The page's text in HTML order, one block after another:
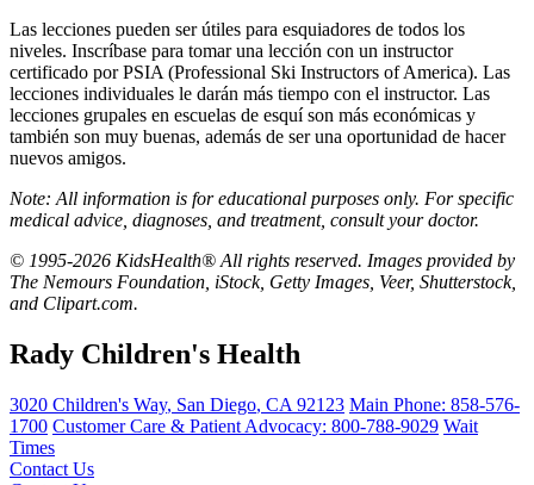
Las lecciones pueden ser útiles para esquiadores de todos los
niveles. Inscríbase para tomar una lección con un instructor
certificado por PSIA (Professional Ski Instructors of America). Las
lecciones individuales le darán más tiempo con el instructor. Las
lecciones grupales en escuelas de esquí son más económicas y
también son muy buenas, además de ser una oportunidad de hacer
nuevos amigos.
Note: All information is for educational purposes only. For specific
medical advice, diagnoses, and treatment, consult your doctor.
© 1995-2026 KidsHealth® All rights reserved. Images provided by
The Nemours Foundation, iStock, Getty Images, Veer, Shutterstock,
and Clipart.com.
Rady Children's Health
3020 Children's Way, San Diego, CA 92123 Main Phone: 858-576-
1700 Customer Care & Patient Advocacy: 800-788-9029 Wait
Times
Contact Us